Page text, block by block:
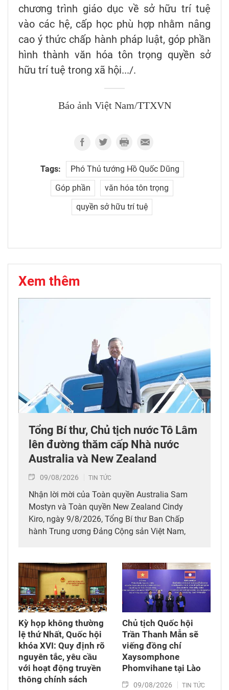
chương trình giáo dục về sở hữu trí tuệ
vào các hệ, cấp học phù hợp nhằm nâng
cao ý thức chấp hành pháp luật, góp phần
hình thành văn hóa tôn trọng quyền sở
hữu trí tuệ trong xã hội.../.
Báo ảnh Việt Nam/TTXVN
Tags:
Phó Thủ tướng Hồ Quốc Dũng
Góp phần
văn hóa tôn trọng
quyền sở hữu trí tuệ
Xem thêm
Tổng Bí thư, Chủ tịch nước Tô Lâm
lên đường thăm cấp Nhà nước
Australia và New Zealand
09/08/2026 TIN TỨC
Nhận lời mời của Toàn quyền Australia Sam
Mostyn và Toàn quyền New Zealand Cindy
Kiro, ngày 9/8/2026, Tổng Bí thư Ban Chấp
hành Trung ương Đảng Cộng sản Việt Nam,
Nam rời Thủ đô Hà Nội lên đường thăm cấp
Nhà nước tới Australia và New Zealand từ ngày
9 - 14/8/2026.
Kỳ họp không thường
lệ thứ Nhất, Quốc hội
khóa XVI: Quy định rõ
nguyên tắc, yêu cầu
với hoạt động truyền
thông chính sách
Chủ tịch Quốc hội
Trần Thanh Mẫn sẽ
viếng đồng chí
Xaysomphone
Phomvihane tại Lào
09/08/2026 TIN TỨC